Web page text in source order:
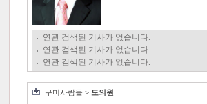
연관 검색된 기사가 없습니다.
연관 검색된 기사가 없습니다.
연관 검색된 기사가 없습니다.
구미사람들 > 도의원